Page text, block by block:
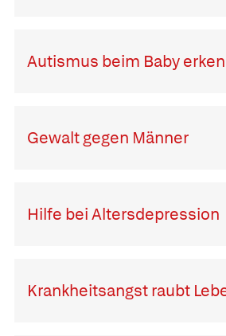
Autismus beim Baby
Gewalt gegen Männer
Hilfe bei Altersdepression
Krankheitsangst raubt